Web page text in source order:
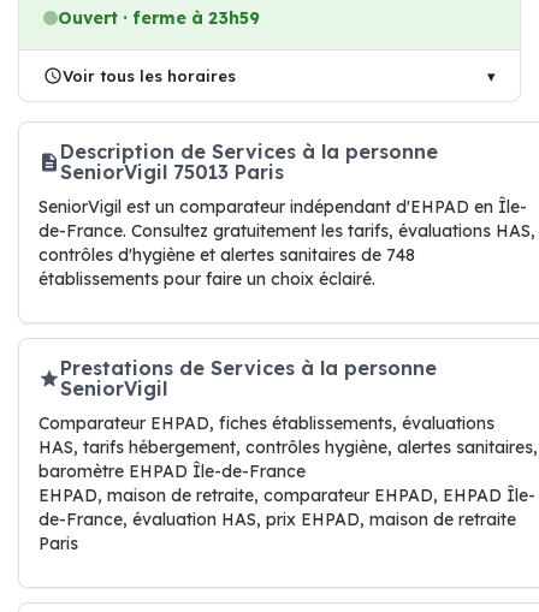
Ouvert · ferme à 23h59
Voir tous les horaires
Description de Services à la personne
SeniorVigil 75013 Paris
SeniorVigil est un comparateur indépendant d'EHPAD en Île-
de-France. Consultez gratuitement les tarifs, évaluations HAS,
contrôles d'hygiène et alertes sanitaires de 748
établissements pour faire un choix éclairé.
Prestations de Services à la personne
SeniorVigil
Comparateur EHPAD, fiches établissements, évaluations
HAS, tarifs hébergement, contrôles hygiène, alertes sanitaires,
baromètre EHPAD Île-de-France
EHPAD, maison de retraite, comparateur EHPAD, EHPAD Île-
de-France, évaluation HAS, prix EHPAD, maison de retraite
Paris